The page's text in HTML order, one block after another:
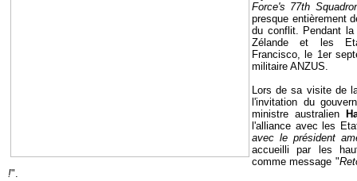
Force's 77th
presque entièrement
du conflit. Pendant la
Zélande et les
Francisco, le 1er
militaire ANZUS.
Lors de sa visite de
l'invitation du
ministre australien
l'alliance avec les
avec le président
accueilli par les
comme message "
!".